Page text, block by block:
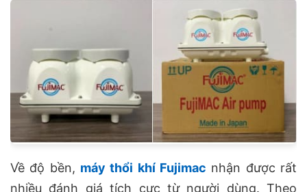
Về độ bền, máy thổi khí Fujimac nhận được rất
nhiều đánh giá tích cực từ người dùng. Theo